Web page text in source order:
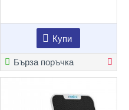
Купи
Бърза поръчка